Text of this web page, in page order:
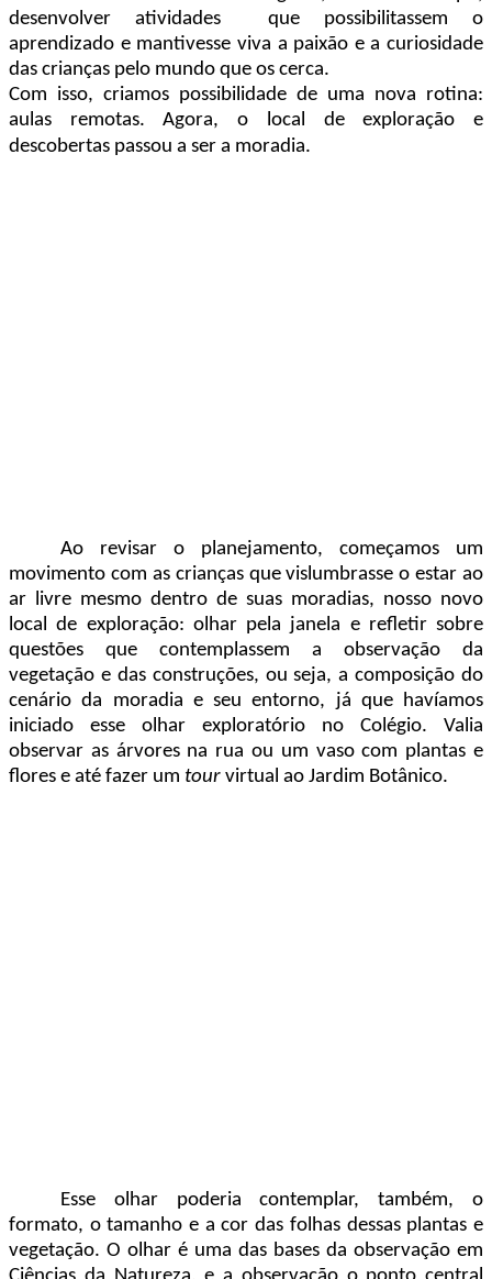
desenvolver atividades que possibilitassem o
aprendizado e mantivesse viva a paixão e a curiosidade
das crianças pelo mundo que os cerca.
Com isso, criamos possibilidade de uma nova rotina:
aulas remotas. Agora, o local de exploração e
descobertas passou a ser a moradia.
Ao revisar o planejamento, começamos um
movimento com as crianças que vislumbrasse o estar ao
ar livre mesmo dentro de suas moradias, nosso novo
local de exploração: olhar pela janela e refletir sobre
questões que contemplassem a observação da
vegetação e das construções, ou seja, a composição do
cenário da moradia e seu entorno, já que havíamos
iniciado esse olhar exploratório no Colégio. Valia
observar as árvores na rua ou um vaso com plantas e
flores e até fazer um tour virtual ao Jardim Botânico.
Esse olhar poderia contemplar, também, o
formato, o tamanho e a cor das folhas dessas plantas e
vegetação. O olhar é uma das bases da observação em